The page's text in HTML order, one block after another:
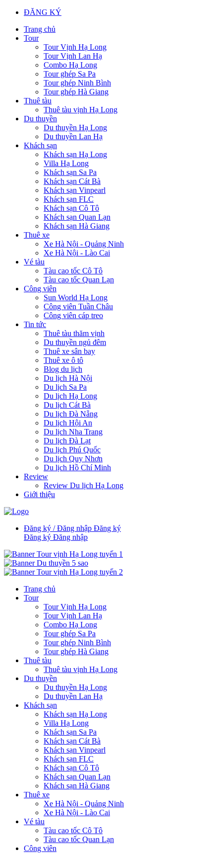
ĐĂNG KÝ
Trang chủ
Tour
Tour Vịnh Hạ Long
Tour Vịnh Lan Hạ
Combo Hạ Long
Tour ghép Sa Pa
Tour ghép Ninh Bình
Tour ghép Hà Giang
Thuê tàu
Thuê tàu vịnh Hạ Long
Du thuyền
Du thuyền Hạ Long
Du thuyền Lan Hạ
Khách sạn
Khách sạn Hạ Long
Villa Hạ Long
Khách sạn Sa Pa
Khách sạn Cát Bà
Khách sạn Vinpearl
Khách sạn FLC
Khách sạn Cô Tô
Khách sạn Quan Lạn
Khách sạn Hà Giang
Thuê xe
Xe Hà Nội - Quảng Ninh
Xe Hà Nội - Lào Cai
Vé tàu
Tàu cao tốc Cô Tô
Tàu cao tốc Quan Lạn
Công viên
Sun World Hạ Long
Công viên Tuần Châu
Công viên cáp treo
Tin tức
Thuê tàu thăm vịnh
Du thuyền ngủ đêm
Thuê xe sân bay
Thuê xe ô tô
Blog du lịch
Du lịch Hà Nội
Du lịch Sa Pa
Du lịch Hạ Long
Du lịch Cát Bà
Du lịch Đà Nẵng
Du lịch Hội An
Du lịch Nha Trang
Du lịch Đà Lạt
Du lịch Phú Quốc
Du lịch Quy Nhơn
Du lịch Hồ Chí Minh
Review
Review Du lịch Hạ Long
Giới thiệu
Đăng ký / Đăng nhập Đăng ký
Đăng ký Đăng nhập
Trang chủ
Tour
Tour Vịnh Hạ Long
Tour Vịnh Lan Hạ
Combo Hạ Long
Tour ghép Sa Pa
Tour ghép Ninh Bình
Tour ghép Hà Giang
Thuê tàu
Thuê tàu vịnh Hạ Long
Du thuyền
Du thuyền Hạ Long
Du thuyền Lan Hạ
Khách sạn
Khách sạn Hạ Long
Villa Hạ Long
Khách sạn Sa Pa
Khách sạn Cát Bà
Khách sạn Vinpearl
Khách sạn FLC
Khách sạn Cô Tô
Khách sạn Quan Lạn
Khách sạn Hà Giang
Thuê xe
Xe Hà Nội - Quảng Ninh
Xe Hà Nội - Lào Cai
Vé tàu
Tàu cao tốc Cô Tô
Tàu cao tốc Quan Lạn
Công viên